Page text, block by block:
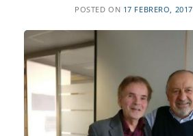
POSTED ON 17 FEBRERO, 2017